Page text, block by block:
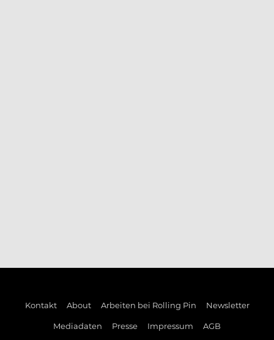
Kontakt About Arbeiten bei Rolling Pin
Newsletter
Mediadaten
Presse Impressum
AGB